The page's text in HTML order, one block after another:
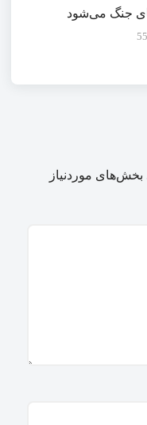
جنگ می‌شود
بخش‌های موردنیاز